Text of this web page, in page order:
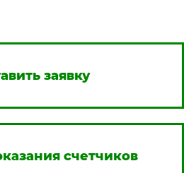
заявку
счетчиков